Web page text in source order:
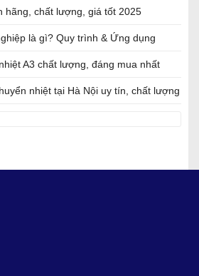
hãng, chất lượng, giá tốt 2025
là gì? Quy trình & Ứng dụng
A3 chất lượng, đáng mua nhất
nhiệt tại Hà Nội uy tín, chất lượng